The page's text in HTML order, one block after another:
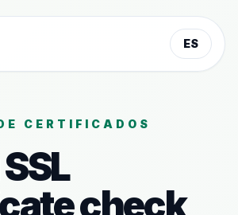
ES
CERTIFICADOS
check